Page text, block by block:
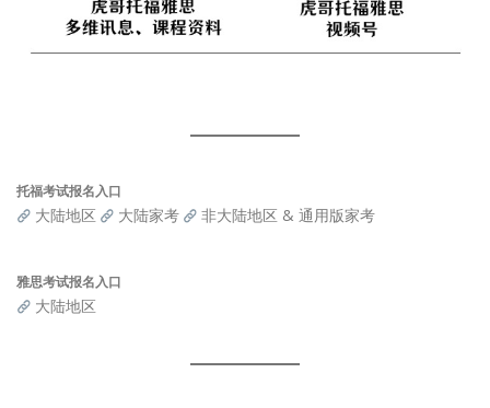
托福考试报名入口
大陆地区 大陆家考 非大陆地区 & 通用版家考
雅思考试报名入口
大陆地区